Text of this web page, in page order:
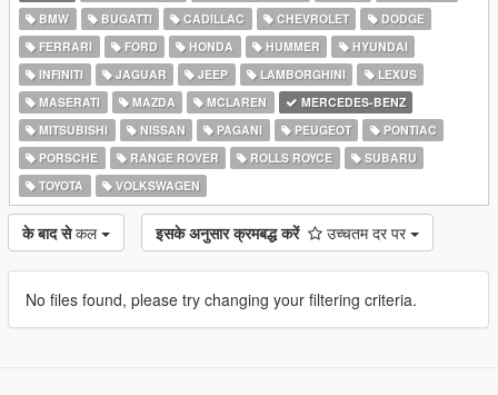
BMW
BUGATTI CADILLAC CHEVROLET
DODGE
FERRARI
FORD HONDA HUMMER
HYUNDAI
INFINITI
JAGUAR JEEP LAMBORGHINI
LEXUS
MASERATI
MAZDA MCLAREN
MERCEDES-BENZ
MITSUBISHI
NISSAN PAGANI PEUGEOT
PONTIAC
PORSCHE
RANGE ROVER ROLLS ROYCE
SUBARU
TOYOTA
VOLKSWAGEN
के बाद से कल इसके अनुसार क्रमबद्ध करें उच्चतम दर पर
No files found, please try changing your filtering criteria.